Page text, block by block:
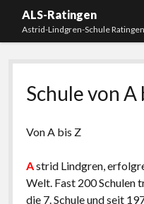
ALS-Ratingen
Astrid-Lindgren-Schule
Unsere Schule Menü
Herzlich
Astrid Lindgren
Namensgebung
Räumlichkeiten
Leitbild
Unsere Klassen Menü
Projekte und AGs
Kalender
Aktuelles
Schule von A
Von A bis Z
Astrid Lindgren,
Welt. Fast 200 Schulen
die 7. Schule und seit